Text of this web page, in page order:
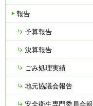
報告
予算報告
決算報告
ごみ処理実績
地元協議会報告
安全衛生専門委員会報